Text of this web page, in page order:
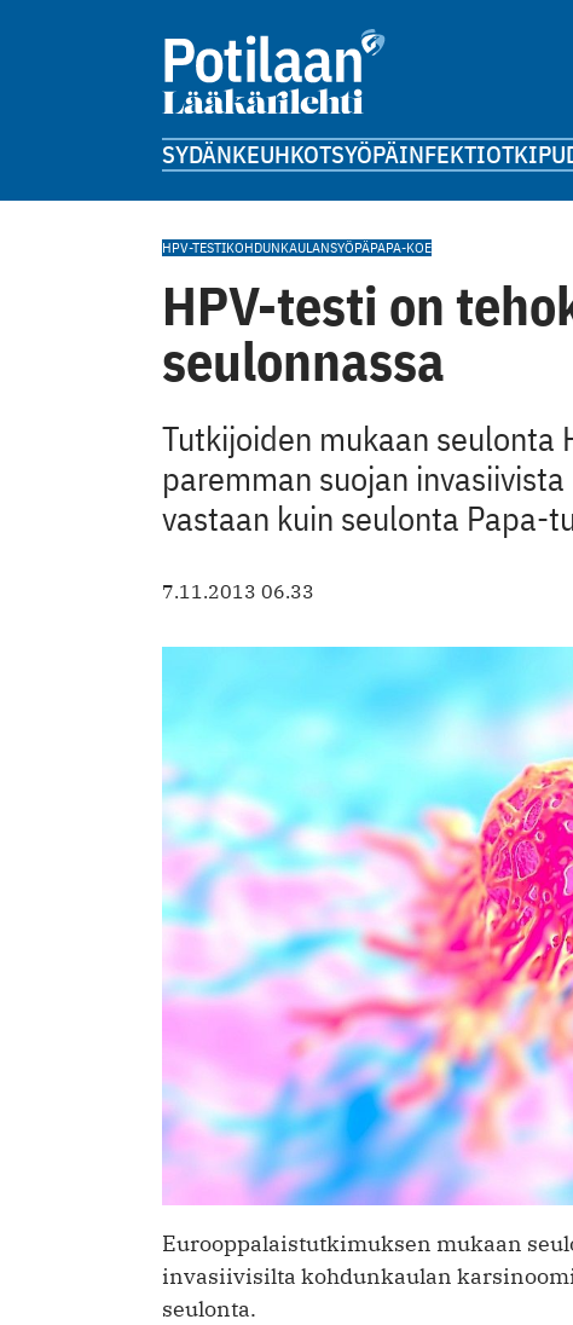
SYDÄNKEUHKOTSYÖPÄINFEKTIOTKIPU
HPV-TESTIKOHDUNKAULANSYÖPÄPAPA-KOE
HPV-testi on
seulonnassa
Tutkijoiden mukaan
paremman suojan
vastaan kuin seulonta Papa-
7.11.2013 06.33
Eurooppalaistutkimuksen mukaan
invasiivisilta kohdunkaulan
seulonta.